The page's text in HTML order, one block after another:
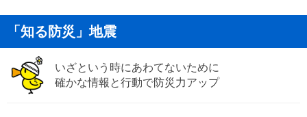
「知る防災」地震
いざという時にあわてないために
確かな情報と行動で防災力アップ